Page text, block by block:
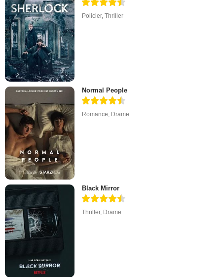
Policier,Thriller
Normal People
Romance Drame
Black Mirror
Thriller, Drame